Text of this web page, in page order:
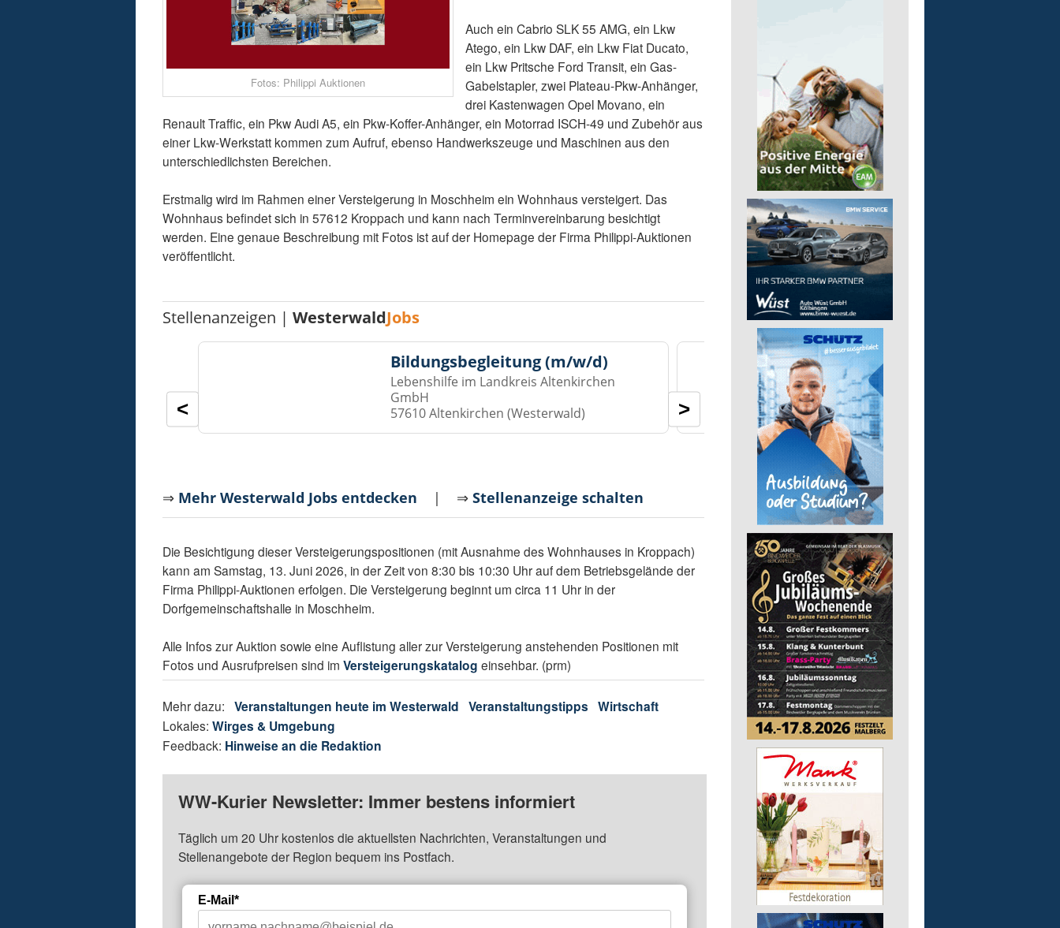
Fotos: Philippi Auktionen
Auch ein Cabrio SLK 55 AMG, ein Lkw
Atego, ein Lkw DAF, ein Lkw Fiat Ducato,
ein Lkw Pritsche Ford Transit, ein Gas-
Gabelstapler, zwei Plateau-Pkw-Anhänger,
drei Kastenwagen Opel Movano, ein
Renault Traffic, ein Pkw Audi A5, ein Pkw-Koffer-Anhänger, ein Motorrad ISCH-49 und Zubehör aus
einer Lkw-Werkstatt kommen zum Aufruf, ebenso Handwerkszeuge und Maschinen aus den
unterschiedlichsten Bereichen.
Erstmalig wird im Rahmen einer Versteigerung in Moschheim ein Wohnhaus versteigert. Das
Wohnhaus befindet sich in 57612 Kroppach und kann nach Terminvereinbarung besichtigt
werden. Eine genaue Beschreibung mit Fotos ist auf der Homepage der Firma Philippi-Auktionen
veröffentlicht.
Stellenanzeigen |WesterwaldJobs
Bildungsbegleitung (m/w/d)
Lebenshilfe im Landkreis Altenkirchen
GmbH
57610 Altenkirchen (Westerwald)
Finanz- und
(m/w/d)
Pusch AG
56242 Marienrachdorf
< >
⇒ Mehr Westerwald Jobs entdecken | ⇒Stellenanzeige schalten
Die Besichtigung dieser Versteigerungspositionen (mit Ausnahme des Wohnhauses in Kroppach)
kann am Samstag, 13. Juni 2026, in der Zeit von 8:30 bis 10:30 Uhr auf dem Betriebsgelände der
Firma Philippi-Auktionen erfolgen. Die Versteigerung beginnt um circa 11 Uhr in der
Dorfgemeinschaftshalle in Moschheim.
Alle Infos zur Auktion sowie eine Auflistung aller zur Versteigerung anstehenden Positionen mit
Fotos und Ausrufpreisen sind imVersteigerungskatalog einsehbar. (prm)
Mehr dazu:Veranstaltungen heute im Westerwald Veranstaltungstipps Wirtschaft
Lokales:Wirges & Umgebung
Feedback: Hinweise an die Redaktion
WW-Kurier Newsletter: Immer bestens informiert
Täglich um 20 Uhr kostenlos die aktuellsten Nachrichten, Veranstaltungen und
Stellenangebote der Region bequem ins Postfach.
E-Mail*